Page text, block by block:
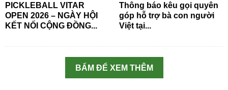
PICKLEBALL VITAR
OPEN 2026 – NGÀY HỘI
KẾT NỐI CỘNG ĐỒNG...
Thông báo kêu gọi quyên
góp hỗ trợ bà con người
Việt tại...
BẤM ĐỂ XEM THÊM